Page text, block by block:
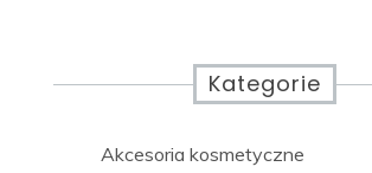
Kategorie
Akcesoria kosmetyczne